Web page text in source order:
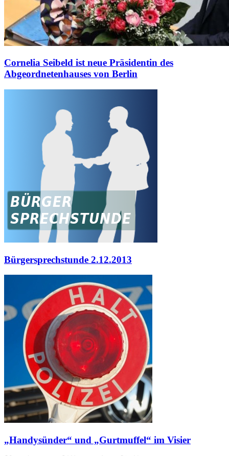
Cornelia Seibeld ist neue Präsidentin des
Abgeordnetenhauses von Berlin
Bürgersprechstunde 2.12.2013
„Handysünder“ und „Gurtmuffel“ im Visier